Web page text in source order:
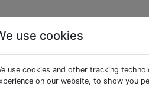
@
use cookies
use cookies and other tracking
on our website, to show you